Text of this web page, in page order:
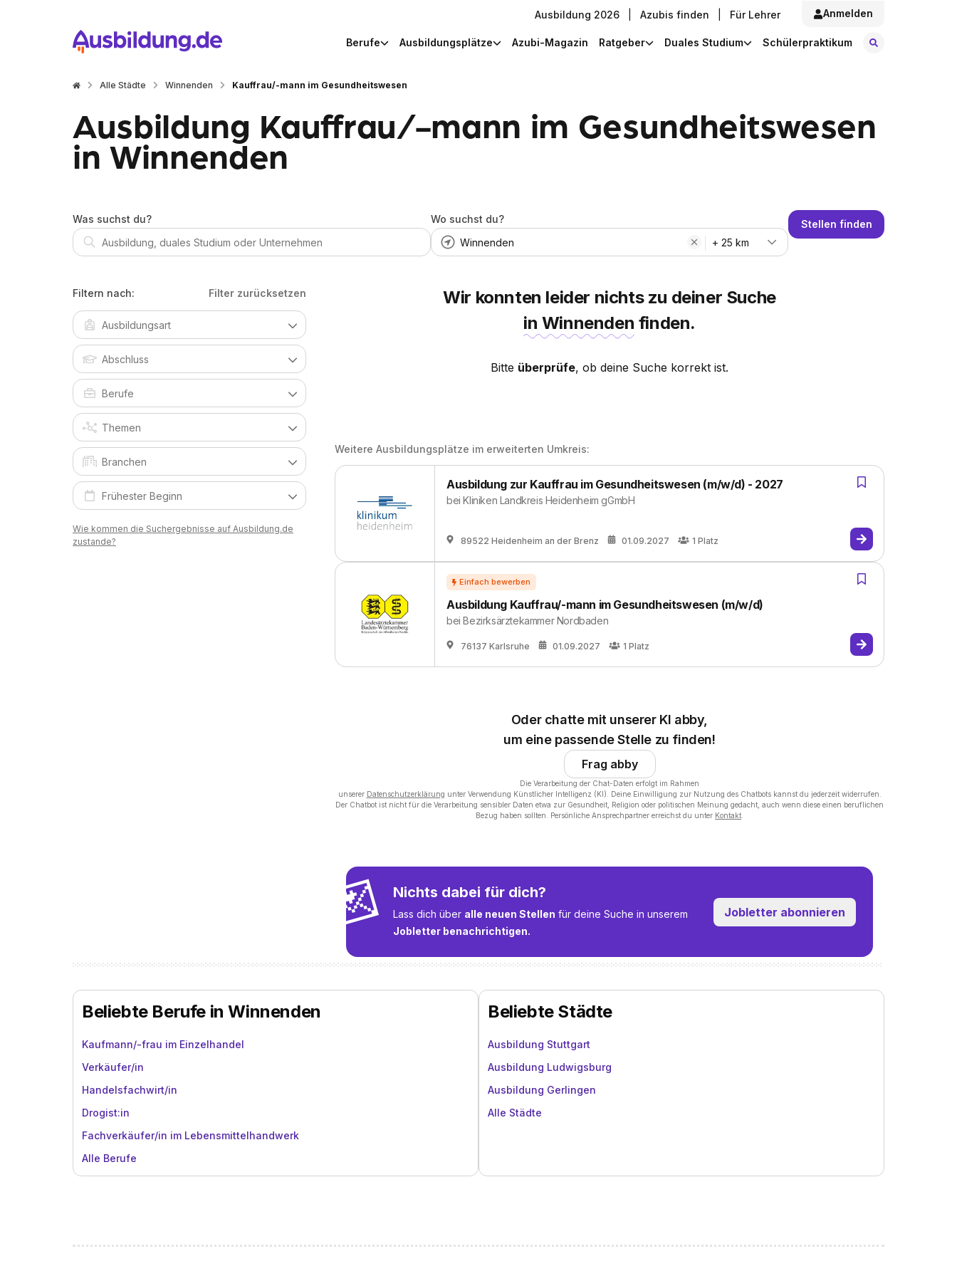
Ausbildung 2026 Azubis finden Für Lehrer Anmelden
Berufe Ausbildungsplätze Azubi-Magazin Ratgeber Duales Studium Schülerpraktikum
Alle Städte Winnenden Kauffrau/-mann im Gesundheitswesen
Ausbildung Kauffrau/-mann im Gesundheitswesen
in Winnenden
Was suchst du?
Wo suchst du?
+ 25 km
Stellen finden
Filtern nach: Filter zurücksetzen
Wie kommen die Suchergebnisse auf Ausbildung.de
zustande?
Wir konnten leider nichts zu deiner Suche
in Winnenden finden.
Bitte überprüfe, ob deine Suche korrekt ist.
Weitere Ausbildungsplätze im erweiterten Umkreis:
Ausbildung zur Kauffrau im Gesundheitswesen (m/w/d) - 2027
beiKliniken Landkreis Heidenheim gGmbH
89522 Heidenheim an der Brenz 01.09.2027 1 Platz
Ausbildung Kauffrau/-mann im Gesundheitswesen (m/w/d)
beiBezirksärztekammer Nordbaden
76137 Karlsruhe 01.09.2027 1 Platz
Oder chatte mit unserer KI abby,
um eine passende Stelle zu finden!
Frag abby
Die Verarbeitung der Chat-Daten erfolgt im Rahmen
unserer Datenschutzerklärung unter Verwendung Künstlicher Intelligenz (KI). Deine Einwilligung zur Nutzung des Chatbots kannst du jederzeit widerrufen.
Der Chatbot ist nicht für die Verarbeitung sensibler Daten etwa zur Gesundheit, Religion oder politischen Meinung gedacht, auch wenn diese einen beruflichen
Bezug haben sollten. Persönliche Ansprechpartner erreichst du unter Kontakt
💌 Nichts dabei für dich?
Lass dich über alle neuen Stellen für deine Suche in unserem
Jobletter benachrichtigen.
Jobletter abonnieren
Beliebte Berufe in Winnenden
Kaufmann/-frau im Einzelhandel
Verkäufer/in
Handelsfachwirt/in
Drogist:in
Fachverkäufer/in im Lebensmittelhandwerk
Alle Berufe
Beliebte Städte
Ausbildung Stuttgart
Ausbildung Ludwigsburg
Ausbildung Gerlingen
Alle Städte